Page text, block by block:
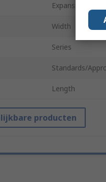
Expansion Slots
Width
Series
Standards/
Length
producten